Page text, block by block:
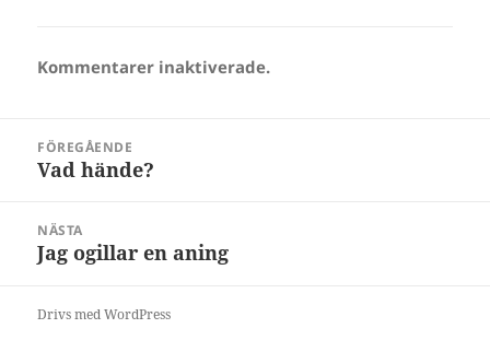
Kommentarer inaktiverade.
FÖREGÅENDE
Föregående
Vad hände?
NÄSTA
Nästa
Jag ogillar en aning
Drivs med WordPress